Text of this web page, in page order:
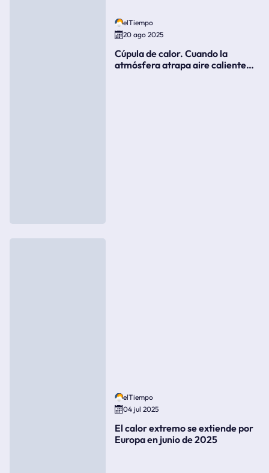
elTiempo
20 ago 2025
Cúpula de calor. Cuando la
atmósfera atrapa aire caliente
elTiempo
04 jul 2025
El calor extremo se extiende por
Europa en junio de 2025